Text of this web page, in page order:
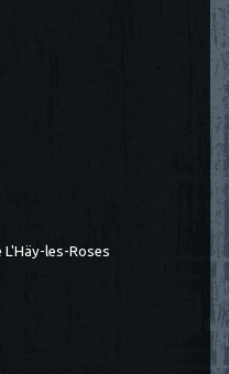
L'Häy-les-Roses